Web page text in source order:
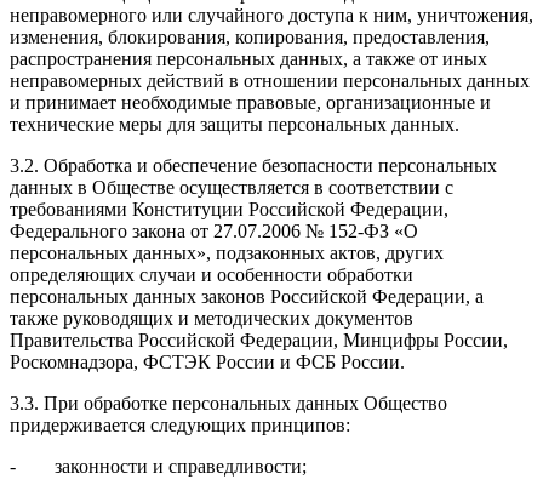
неправомерного или случайного доступа к ним, уничтожения,
изменения, блокирования, копирования, предоставления,
распространения персональных данных, а также от иных
неправомерных действий в отношении персональных данных
и принимает необходимые правовые, организационные и
технические меры для защиты персональных данных.
3.2. Обработка и обеспечение безопасности персональных
данных в Обществе осуществляется в соответствии с
требованиями Конституции Российской Федерации,
Федерального закона от 27.07.2006 № 152-ФЗ «О
персональных данных», подзаконных актов, других
определяющих случаи и особенности обработки
персональных данных законов Российской Федерации, а
также руководящих и методических документов
Правительства Российской Федерации, Минцифры России,
Роскомнадзора, ФСТЭК России и ФСБ России.
3.3. При обработке персональных данных Общество
придерживается следующих принципов:
- законности и справедливости;